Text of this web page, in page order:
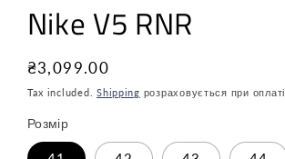
Nike V5 RNR
Звичайна
ціна
₴3,099.00
Tax included.Shipping розраховується при оплаті
Розмір